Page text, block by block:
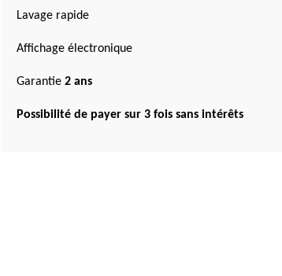
Lavage rapide
Affichage électronique
Garantie2 ans
Possibilité de payer sur 3 fois sans intérêts